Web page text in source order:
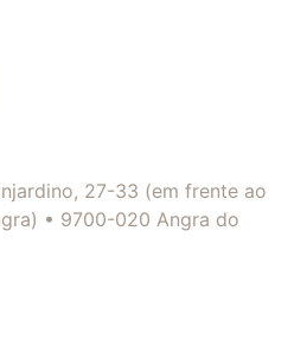
27-33 (em frente ao
• 9700-020 Angra do